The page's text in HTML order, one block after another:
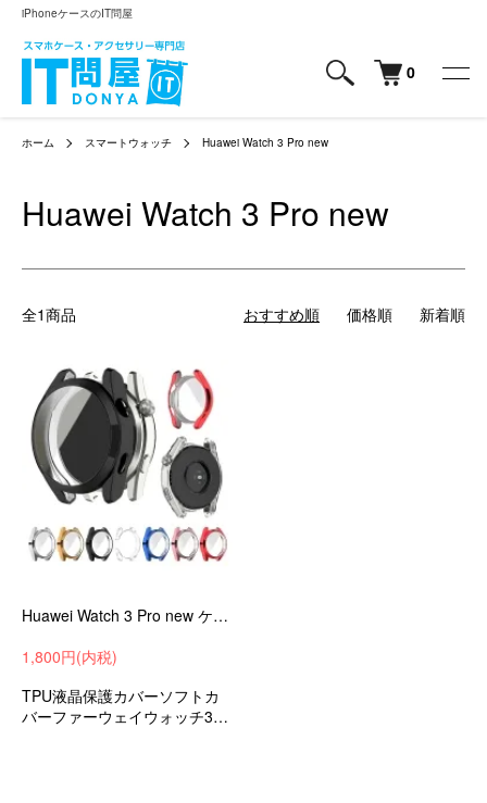
iPhoneケースのIT問屋
0
ホーム スマートウォッチ Huawei Watch 3 Pro new
Huawei Watch 3 Pro new
全1商品 おすすめ順 価格順 新着順
Huawei Watch 3 Pro new ケース カバー メッキ / クリア 液晶保護 フィルム一体 保護ケース/カバー TPU 耐衝撃ケース/カバー
1,800円(内税)
TPU液晶保護カバーソフトカ
バーファーウェイウォッチ3プ